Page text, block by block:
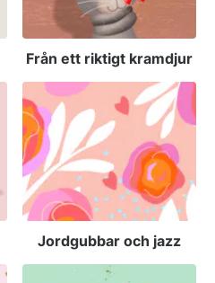
Från ett riktigt kramdjur
Jordgubbar och jazz